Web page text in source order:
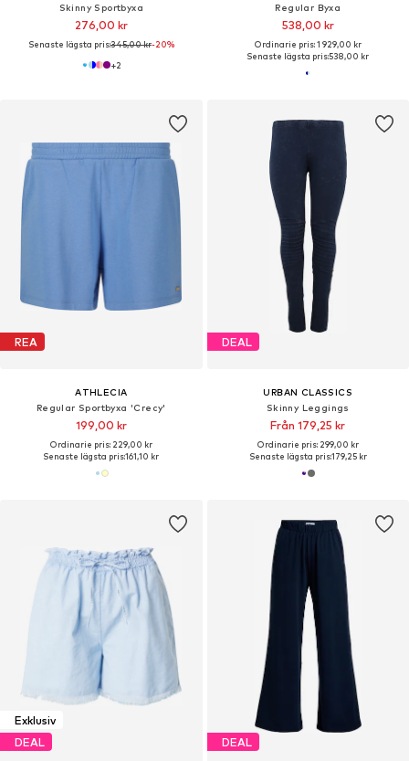
Skinny Sportbyxa
276,00 kr
Senaste lägsta pris:345,00 kr-20%
+2
Regular Byxa
538,00 kr
Ordinarie pris: 1 929,00 kr
Senaste lägsta pris:538,00 kr
REA
ATHLECIA
Regular Sportbyxa 'Crecy'
199,00 kr
Ordinarie pris: 229,00 kr
Senaste lägsta pris:161,10 kr
DEAL
URBAN CLASSICS
Skinny Leggings
Från 179,25 kr
Ordinarie pris: 299,00 kr
Senaste lägsta pris:179,25 kr
Exklusiv
DEAL
DEAL